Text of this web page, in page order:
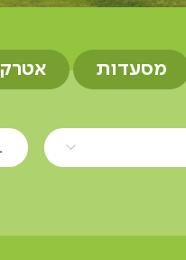
מסעדות